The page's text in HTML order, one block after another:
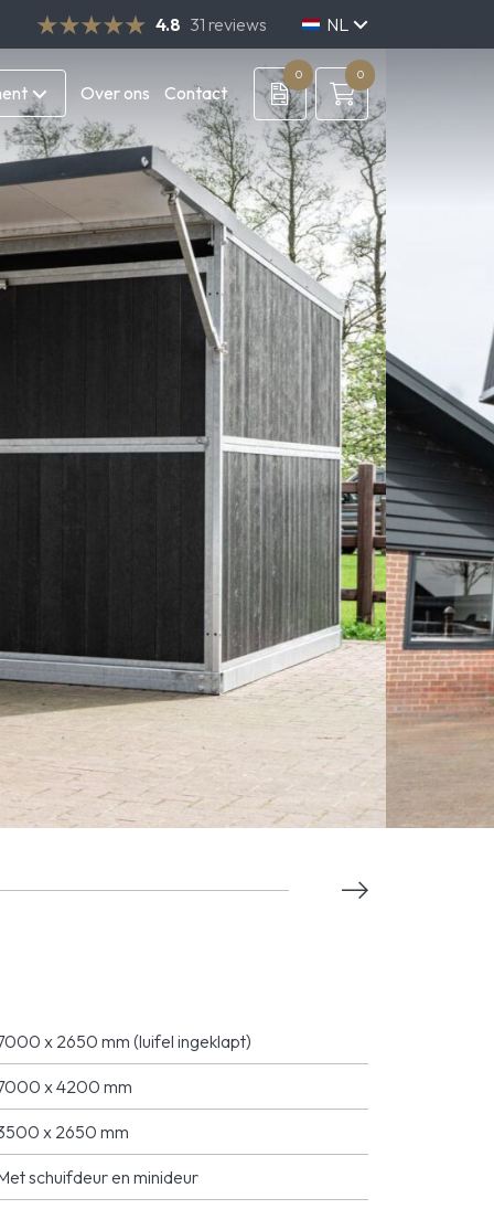
4.8 31 reviews
NL
DE
EN
Over ons Contact
0 0
x 2650 mm (luifel ingeklapt)
x 4200 mm
x 2650 mm
schuifdeur en minideur